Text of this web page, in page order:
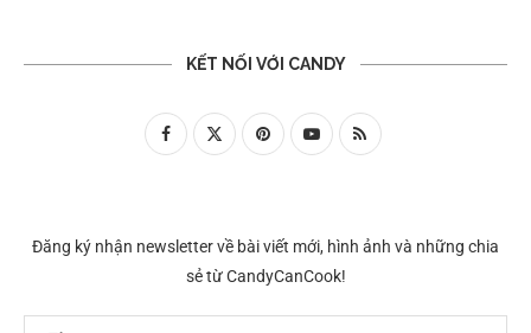
KẾT NỐI VỚI CANDY
Đăng ký nhận newsletter về bài viết mới, hình ảnh và những chia
sẻ từ CandyCanCook!